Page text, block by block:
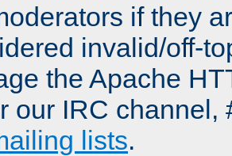
if they
invalid/off-
the Apache
our IRC channel,
lists.